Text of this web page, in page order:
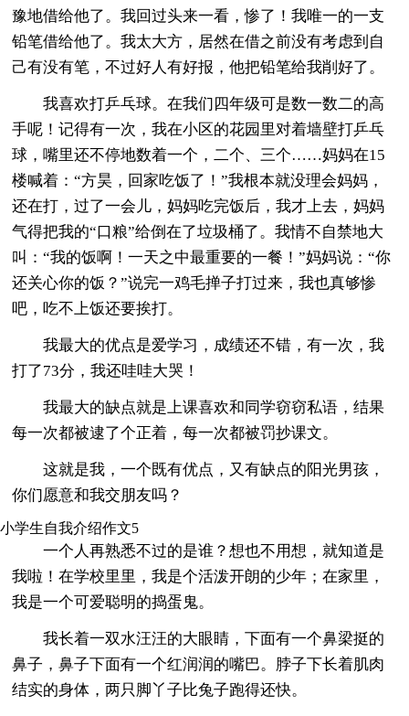
豫地借给他了。我回过头来一看，惨了！我唯一的一支
铅笔借给他了。我太大方，居然在借之前没有考虑到自
己有没有笔，不过好人有好报，他把铅笔给我削好了。
我喜欢打乒乓球。在我们四年级可是数一数二的高
手呢！记得有一次，我在小区的花园里对着墙壁打乒乓
球，嘴里还不停地数着一个，二个、三个……妈妈在15
楼喊着：“方昊，回家吃饭了！”我根本就没理会妈妈，
还在打，过了一会儿，妈妈吃完饭后，我才上去，妈妈
气得把我的“口粮”给倒在了垃圾桶了。我情不自禁地大
叫：“我的饭啊！一天之中最重要的一餐！”妈妈说：“你
还关心你的饭？”说完一鸡毛掸子打过来，我也真够惨
吧，吃不上饭还要挨打。
我最大的优点是爱学习，成绩还不错，有一次，我
打了73分，我还哇哇大哭！
我最大的缺点就是上课喜欢和同学窃窃私语，结果
每一次都被逮了个正着，每一次都被罚抄课文。
这就是我，一个既有优点，又有缺点的阳光男孩，
你们愿意和我交朋友吗？
小学生自我介绍作文5
一个人再熟悉不过的是谁？想也不用想，就知道是
我啦！在学校里里，我是个活泼开朗的少年；在家里，
我是一个可爱聪明的捣蛋鬼。
我长着一双水汪汪的大眼睛，下面有一个鼻梁挺的
鼻子，鼻子下面有一个红润润的嘴巴。脖子下长着肌肉
结实的身体，两只脚丫子比兔子跑得还快。